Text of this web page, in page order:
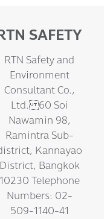
SAFETY
RTN Safety and
Environment
Consultant Co.,
Ltd. 60 Soi
Nawamin 98,
Ramintra Sub-
Kannayao
District, Bangkok
10230 Telephone
Numbers: 02-
509-1140-41